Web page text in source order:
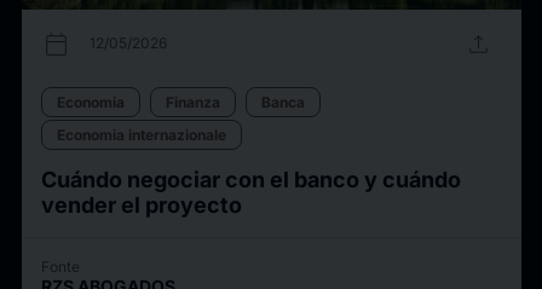
calendar_today 12/05/2026 upload
Economia Finanza
Banca
Economia internazionale
Cuándo negociar con el banco y cuándo
vender el proyecto
Fonte